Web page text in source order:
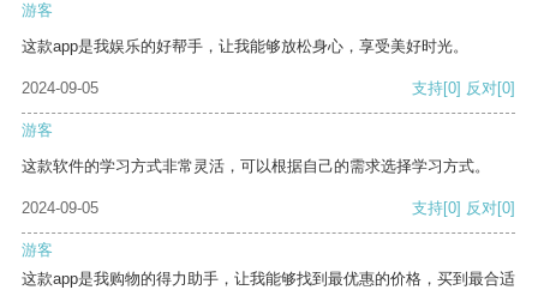
游客
这款app是我娱乐的好帮手，让我能够放松身心，享受美好时光。
2024-09-05 支持[0] 反对[0]
游客
这款软件的学习方式非常灵活，可以根据自己的需求选择学习方式。
2024-09-05 支持[0] 反对[0]
游客
这款app是我购物的得力助手，让我能够找到最优惠的价格，买到最合适